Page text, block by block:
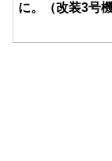
に。（改装3号機